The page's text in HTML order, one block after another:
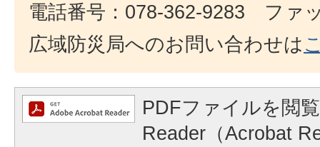
電話番号：078-362-9283 ファ
広域防災局へのお問い合わせは
PDFファイルを閲
Reader（Acrobat